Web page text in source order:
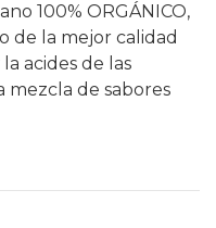
100% ORGÁNICO,
de la mejor calidad
acides de las
mezcla de sabores